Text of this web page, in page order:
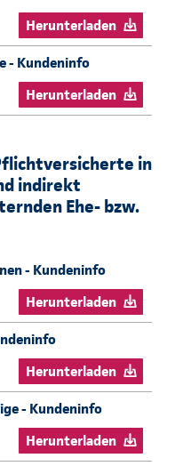
Herunterladen
- Kundeninfo
Herunterladen
in
indirekt
Ehe- bzw.
- Kundeninfo
Herunterladen
Herunterladen
- Kundeninfo
Herunterladen